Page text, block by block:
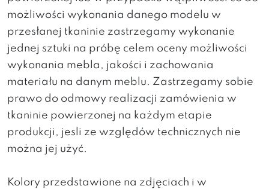
możliwości wykonania danego modelu w
przesłanej tkaninie zastrzegamy wykonanie
jednej sztuki na próbę celem oceny możliwości
wykonania mebla, jakości i zachowania
materiału na danym meblu. Zastrzegamy sobie
prawo do odmowy realizacji zamówienia w
tkaninie powierzonej na każdym etapie
produkcji, jesli ze względów technicznych nie
można jej użyć.
Kolory przedstawione na zdjęciach i w